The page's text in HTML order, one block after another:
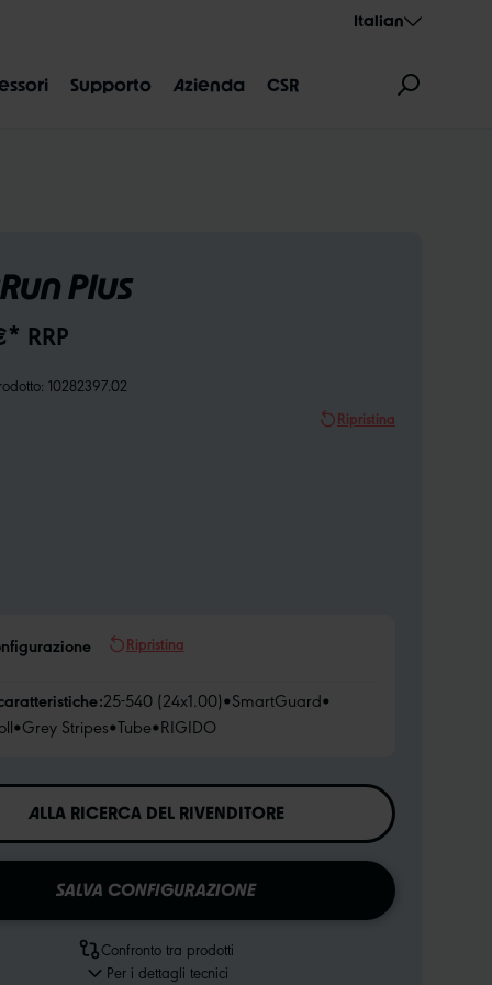
Italian
Supporto Azienda CSR
DELLE MISURE
Plus
RRP
10282397.02
Ripristina
Ripristina
25-540 (24x1.00)•SmartGuard•
•Grey Stripes•Tube•RIGIDO
ALLA RICERCA DEL RIVENDITORE
SALVA CONFIGURAZIONE
Confronto tra prodotti
Per i dettagli tecnici